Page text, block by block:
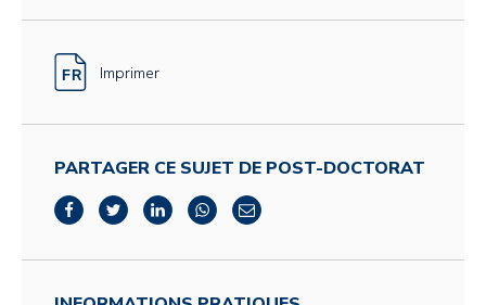
Imprimer
PARTAGER CE SUJET DE POST-DOCTORAT